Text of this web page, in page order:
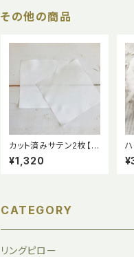
その他の商品
カット済みサテン2枚【ス
クエア15x15】
¥1,320
CATEGORY
リングピロー